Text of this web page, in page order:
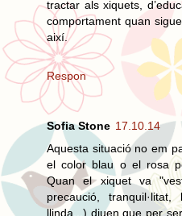
tractar als xiquets,
comportament quan
així.
Respon
Sofia Stone 17.10.14
Aquesta situació no em
el color blau o el rosa
Quan el xiquet va
precaució,
llinda...) diuen que per